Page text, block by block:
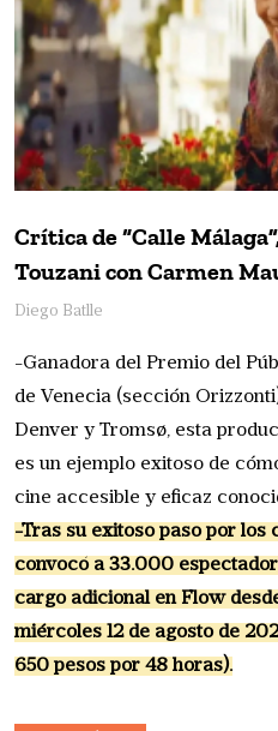
Crítica de “Calle
Touzani con Carmen
Diego Batlle
-Ganadora del Premio del
de Venecia (sección
Denver y Tromsø, esta
es un ejemplo exitoso de
cine accesible y eficaz
-Tras su exitoso paso por los
convocó a 33.000
cargo adicional en Flow
miércoles 12 de agosto de
650 pesos por 48 horas).